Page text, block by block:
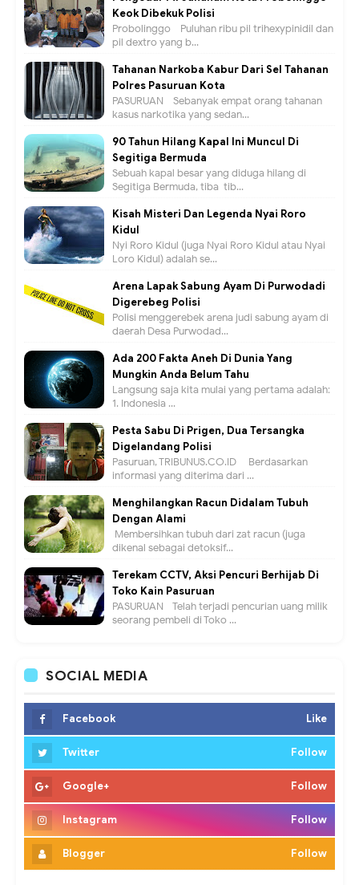
Keok Dibekuk Polisi
Probolinggo - Puluhan ribu pil trihexypinidil dan
pil dextro yang b...
Tahanan Narkoba Kabur Dari Sel Tahanan
Polres Pasuruan Kota
PASURUAN - Sebanyak empat orang tahanan
kasus narkotika yang sedan...
90 Tahun Hilang Kapal Ini Muncul Di
Segitiga Bermuda
Sebuah kapal besar yang diduga hilang di
Segitiga Bermuda, tiba-tib...
Kisah Misteri Dan Legenda Nyai Roro
Kidul
Nyi Roro Kidul (juga Nyai Roro Kidul atau Nyai
Loro Kidul) adalah se...
Arena Lapak Sabung Ayam Di Purwodadi
Digerebeg Polisi
Polisi menggerebek arena judi sabung ayam di
daerah Desa Purwodad...
Ada 200 Fakta Aneh Di Dunia Yang
Mungkin Anda Belum Tahu
Langsung saja kita mulai yang pertama adalah:
1. Indonesia ...
Pesta Sabu Di Prigen, Dua Tersangka
Digelandang Polisi
Pasuruan, TRIBUNUS.CO.ID - Berdasarkan
informasi yang diterima dari ...
Menghilangkan Racun Didalam Tubuh
Dengan Alami
Membersihkan tubuh dari zat racun (juga
dikenal sebagai detoksif...
Terekam CCTV, Aksi Pencuri Berhijab Di
Toko Kain Pasuruan
PASURUAN - Telah terjadi pencurian uang milik
seorang pembeli di Toko ...
SOCIAL MEDIA
Facebook Like
Twitter Follow
Google+ Follow
Instagram Follow
Blogger Follow